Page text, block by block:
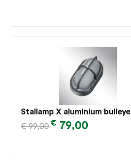
Stallamp X aluminium bulleye
€99,00€ 79,00